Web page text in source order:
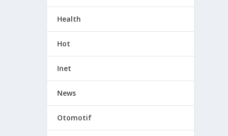
Health
Hot
Inet
News
Otomotif